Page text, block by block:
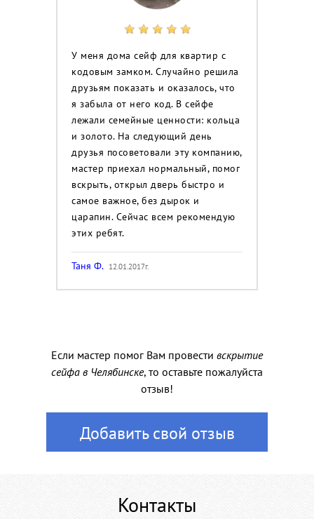
У меня дома сейф для квартир с
кодовым замком. Случайно решила
друзьям показать и оказалось, что
я забыла от него код. В сейфе
лежали семейные ценности: кольца
и золото. На следующий день
друзья посоветовали эту компанию,
мастер приехал нормальный, помог
вскрыть, открыл дверь быстро и
самое важное, без дырок и
царапин. Сейчас всем рекомендую
этих ребят.
Таня Ф. 12.01.2017г.
Если мастер помог Вам провести вскрытие
сейфа в Челябинске, то оставьте пожалуйста
отзыв!
Добавить свой отзыв
Контакты